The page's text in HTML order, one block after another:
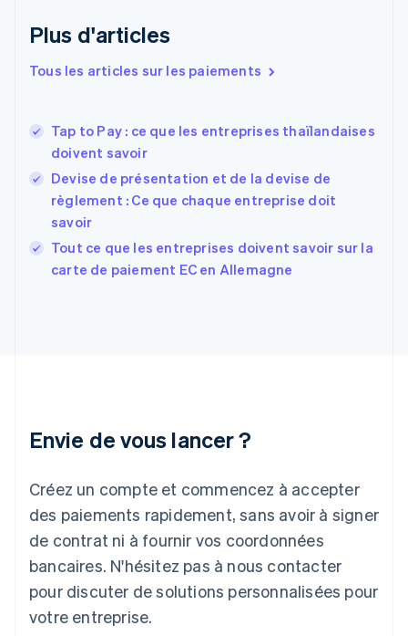
Plus d'articles
Tous les articles sur les paiements
Tap to Pay : ce que les entreprises thaïlandaises
doivent savoir
Devise de présentation et de la devise de
règlement : Ce que chaque entreprise doit
savoir
Tout ce que les entreprises doivent savoir sur la
carte de paiement EC en Allemagne
Envie de vous lancer ?
Créez un compte et commencez à accepter
des paiements rapidement, sans avoir à signer
de contrat ni à fournir vos coordonnées
bancaires. N'hésitez pas à nous contacter
pour discuter de solutions personnalisées pour
votre entreprise.
Espagne
Estonie
EnglishEspañol简体中文
Finlande
English Svenska
FrançaisEnglish
Gibraltar
English
Grèce
Japon
Lettonie
English
Liechtenstein
DeutschEnglish
Lituanie
Luxembourg
FrançaisDeutschEnglish